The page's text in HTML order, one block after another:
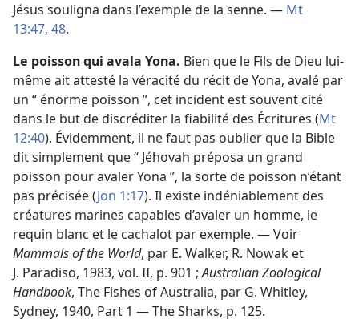
Jésus souligna dans l’exemple de la senne. — Mt
13:47, 48.
Le poisson qui avala Yona. Bien que le Fils de Dieu lui-
même ait attesté la véracité du récit de Yona, avalé par
un “ énorme poisson ”, cet incident est souvent cité
dans le but de discréditer la fiabilité des Écritures (Mt
12:40). Évidemment, il ne faut pas oublier que la Bible
dit simplement que “ Jéhovah préposa un grand
poisson pour avaler Yona ”, la sorte de poisson n’étant
pas précisée (Jon 1:17). Il existe indéniablement des
créatures marines capables d’avaler un homme, le
requin blanc et le cachalot par exemple. — Voir
Mammals of the World, par E. Walker, R. Nowak et
J. Paradiso, 1983, vol. II, p. 901 ;Australian Zoological
Handbook, The Fishes of Australia, par G. Whitley,
Sydney, 1940, Part 1 — The Sharks, p. 125.